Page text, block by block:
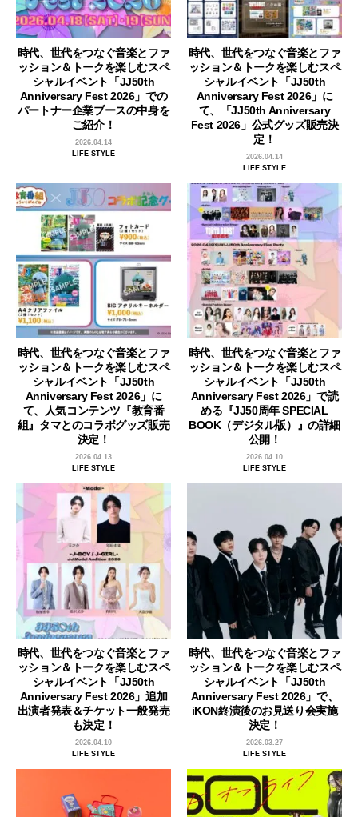
時代、世代をつなぐ音楽とファ
ッション＆トークを楽しむスペ
シャルイベント「JJ50th
Anniversary Fest 2026」での
パートナー企業ブースの中身を
ご紹介！
2026.04.14
LIFE STYLE
時代、世代をつなぐ音楽とファ
ッション＆トークを楽しむスペ
シャルイベント「JJ50th
Anniversary Fest 2026」に
て、「JJ50th Anniversary
Fest 2026」公式グッズ販売決
定！
2026.04.14
LIFE STYLE
時代、世代をつなぐ音楽とファ
ッション＆トークを楽しむスペ
シャルイベント「JJ50th
Anniversary Fest 2026」に
て、人気コンテンツ『教育番
組』タマとのコラボグッズ販売
決定！
2026.04.13
LIFE STYLE
時代、世代をつなぐ音楽とファ
ッション＆トークを楽しむスペ
シャルイベント「JJ50th
Anniversary Fest 2026」で読
める『JJ50周年 SPECIAL
BOOK（デジタル版）』の詳細
公開！
2026.04.10
LIFE STYLE
時代、世代をつなぐ音楽とファ
ッション＆トークを楽しむスペ
シャルイベント「JJ50th
Anniversary Fest 2026」追加
出演者発表＆チケット一般発売
も決定！
2026.04.10
LIFE STYLE
時代、世代をつなぐ音楽とファ
ッション＆トークを楽しむスペ
シャルイベント「JJ50th
Anniversary Fest 2026」で、
iKON終演後のお見送り会実施
決定！
2026.03.27
LIFE STYLE